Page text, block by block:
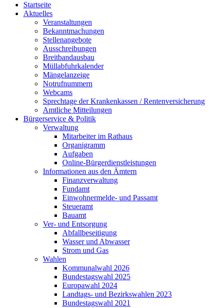
Startseite
Aktuelles
Veranstaltungen
Bekanntmachungen
Stellenangebote
Ausschreibungen
Breitbandausbau
Müllabfuhrkalender
Mängelanzeige
Notrufnummern
Webcams
Sprechtage der Krankenkassen / Rentenversicherung
Amtliche Mitteilungen
Bürgerservice & Politik
Verwaltung
Mitarbeiter im Rathaus
Organigramm
Aufgaben
Online-Bürgerdienstleistungen
Informationen aus den Ämtern
Finanzverwaltung
Fundamt
Einwohnermelde- und Passamt
Steueramt
Bauamt
Ver- und Entsorgung
Abfallbeseitigung
Wasser und Abwasser
Strom und Gas
Wahlen
Kommunalwahl 2026
Bundestagswahl 2025
Europawahl 2024
Landtags- und Bezirkswahlen 2023
Bundestagswahl 2021